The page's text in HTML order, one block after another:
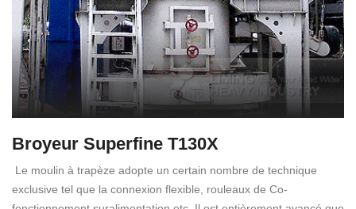
Broyeur Superfine T130X
Le moulin à trapèze adopte un certain nombre de technique
exclusive tel que la connexion flexible, rouleaux de Co-